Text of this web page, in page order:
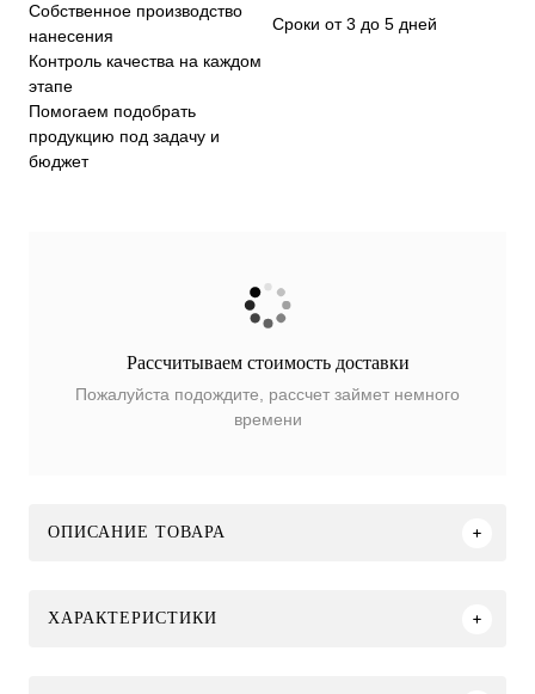
Собственное производство
нанесения
Сроки от 3 до 5 дней
Контроль качества на каждом
этапе
Помогаем подобрать
продукцию под задачу и
бюджет
Рассчитываем стоимость доставки
Пожалуйста подождите, рассчет займет немного
времени
ОПИСАНИЕ ТОВАРА
ХАРАКТЕРИСТИКИ